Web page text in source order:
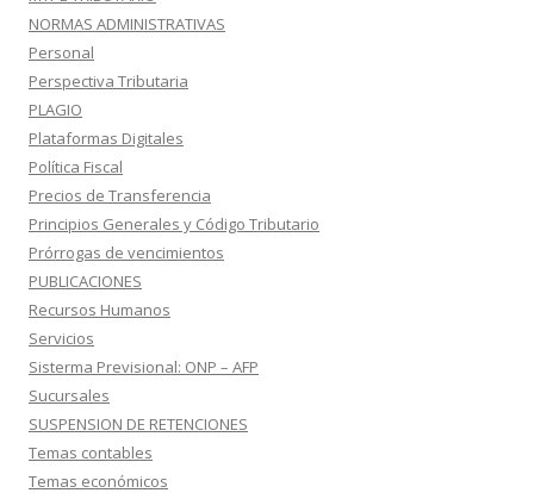
NORMAS ADMINISTRATIVAS
Personal
Perspectiva Tributaria
PLAGIO
Plataformas Digitales
Política Fiscal
Precios de Transferencia
Principios Generales y Código Tributario
Prórrogas de vencimientos
PUBLICACIONES
Recursos Humanos
Servicios
Sisterma Previsional: ONP – AFP
Sucursales
SUSPENSION DE RETENCIONES
Temas contables
Temas económicos